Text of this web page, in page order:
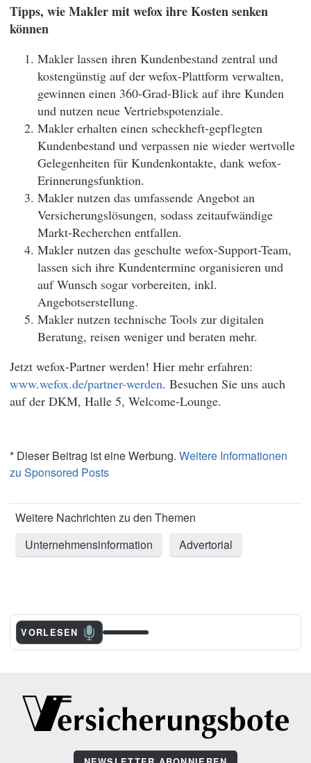
Tipps, wie Makler mit wefox ihre Kosten senken
können
Makler lassen ihren Kundenbestand zentral und
kostengünstig auf der wefox-Plattform verwalten,
gewinnen einen 360-Grad-Blick auf ihre Kunden
und nutzen neue Vertriebspotenziale.
Makler erhalten einen scheckheft-gepflegten
Kundenbestand und verpassen nie wieder wertvolle
Gelegenheiten für Kundenkontakte, dank wefox-
Erinnerungsfunktion.
Makler nutzen das umfassende Angebot an
Versicherungslösungen, sodass zeitaufwändige
Markt-Recherchen entfallen.
Makler nutzen das geschulte wefox-Support-Team,
lassen sich ihre Kundentermine organisieren und
auf Wunsch sogar vorbereiten, inkl.
Angebotserstellung.
Makler nutzen technische Tools zur digitalen
Beratung, reisen weniger und beraten mehr.
Jetzt wefox-Partner werden! Hier mehr erfahren:
www.wefox.de/partner-werden. Besuchen Sie uns auch
auf der DKM, Halle 5, Welcome-Lounge.
* Dieser Beitrag ist eine Werbung. Weitere Informationen
zu Sponsored Posts
Unternehmensinformation Advertorial
VORLESEN